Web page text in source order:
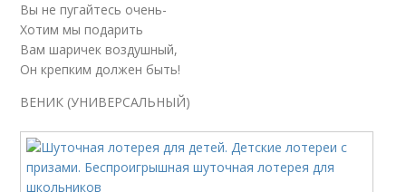
Вы не пугайтесь очень-
Хотим мы подарить
Вам шаричек воздушный,
Он крепким должен быть!
ВЕНИК (УНИВЕРСАЛЬНЫЙ)